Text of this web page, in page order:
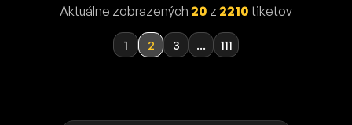
Aktuálne zobrazených 20 z 2210tiketov
1 2 3 ... 111